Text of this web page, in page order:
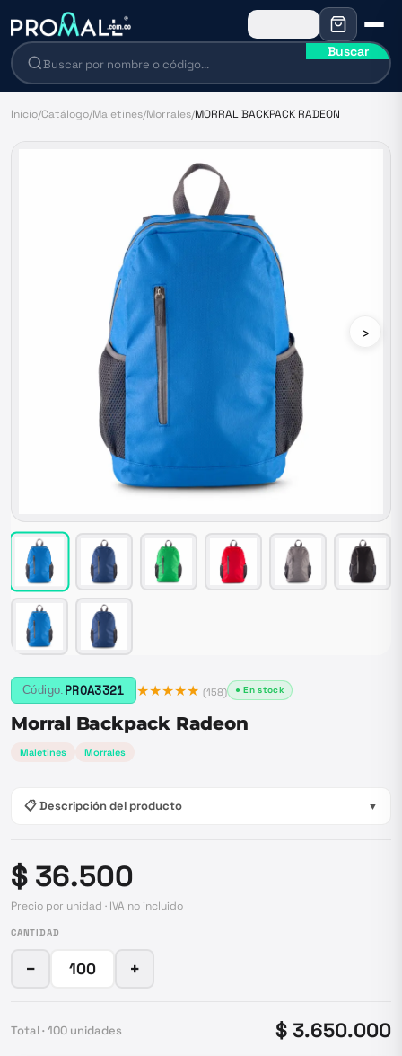
Buscar
Inicio/Catálogo/Maletines/Morrales/MORRAL BACKPACK RADEON
›
Código: PROA3321 ★★★★★ (158) ● En stock
Morral Backpack Radeon
Maletines Morrales
📋 Descripción del producto ▼
$ 36.500
Precio por unidad · IVA no incluido
CANTIDAD
− +
Total · 100 unidades $ 3.650.000